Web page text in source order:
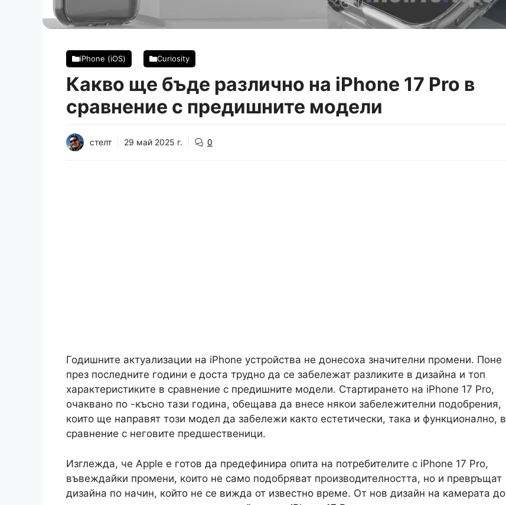
iPhone (iOS) Curiosity
Какво ще бъде различно на iPhone 17 Pro в
сравнение с предишните модели
стелт 29 май 2025 г. 0
Годишните актуализации на iPhone устройства не донесоха значителни промени. Поне
през последните години е доста трудно да се забележат разликите в дизайна и топ
характеристиките в сравнение с предишните модели. Стартирането на iPhone 17 Pro,
очаквано по -късно тази година, обещава да внесе някои забележителни подобрения,
които ще направят този модел да забележи както естетически, така и функционално, в
сравнение с неговите предшественици.
Изглежда, че Apple е готов да предефинира опита на потребителите с iPhone 17 Pro,
въвеждайки промени, които не само подобряват производителността, но и превръщат
дизайна по начин, който не се вижда от известно време. От нов дизайн на камерата до